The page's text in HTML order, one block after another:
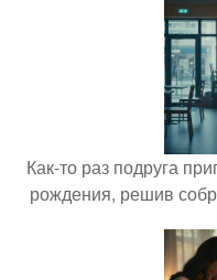
Как-то раз подруга
рождения, решив